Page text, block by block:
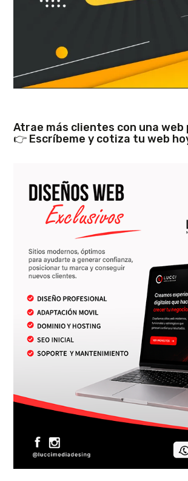
Atrae más clientes con una
👉 Escríbeme y cotiza tu web